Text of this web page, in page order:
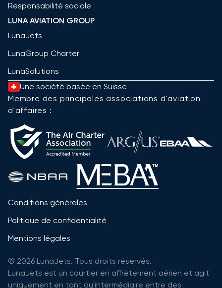
Responsabilité sociale
LUNA AVIATION GROUP
LunaJets
LunaGroup Charter
LunaSolutions
Une société basée en Suisse
Membre des principales associations d'aviation
d'affaires :
Conditions générales
Politique de confidentialité
Mentions légales
© 2026 LunaJets. Tous droits réservés.
LunaJets est un courtier en affrètement aérien et agit
uniquement en tant qu'intermédiaire entre des